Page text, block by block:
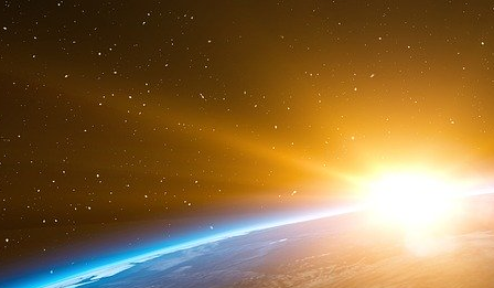
Le système d’accréditation de la fausse
année, puisqu’il a été mis en place en
L’opération Jenner de la police nationale a
criminel qui fournissait de faux passeports
Une enquête a conduit à l’arrestation
d’introduire frauduleusement des personnes
Ils facturaient une somme d’argent selon
ou plusieurs doses. Deux autres personnes